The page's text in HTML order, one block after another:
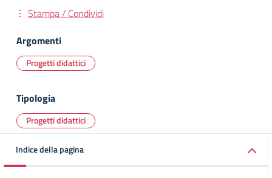
Stampa / Condividi
Argomenti
Progetti didattici
Tipologia
Progetti didattici
Indice della pagina